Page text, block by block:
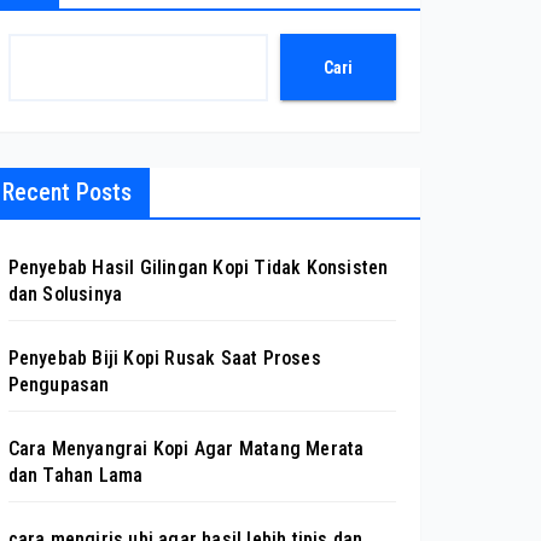
Cari
Recent Posts
Penyebab Hasil Gilingan Kopi Tidak Konsisten
dan Solusinya
Penyebab Biji Kopi Rusak Saat Proses
Pengupasan
Cara Menyangrai Kopi Agar Matang Merata
dan Tahan Lama